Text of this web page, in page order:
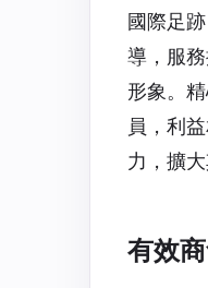
國際足
導，服
形象。
員，利
力，擴
有效